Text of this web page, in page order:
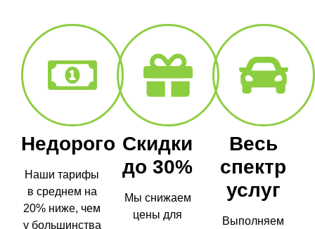
Недорого
Наши тарифы
в среднем на
20% ниже, чем
у большинства
Скидки
до 30%
Мы снижаем
цены для
Весь
спектр
услуг
Выполняем